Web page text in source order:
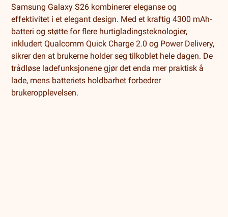
Samsung Galaxy S26 kombinerer eleganse og
effektivitet i et elegant design. Med et kraftig 4300 mAh-
batteri og støtte for flere hurtigladingsteknologier,
inkludert Qualcomm Quick Charge 2.0 og Power Delivery,
sikrer den at brukerne holder seg tilkoblet hele dagen. De
trådløse ladefunksjonene gjør det enda mer praktisk å
lade, mens batteriets holdbarhet forbedrer
brukeropplevelsen.